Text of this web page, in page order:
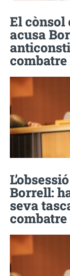
El cònsol
acusa
combatre
Borrell:
seva